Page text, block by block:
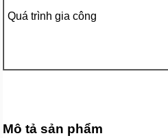
Quá trình gia công
Mô tả sản phẩm